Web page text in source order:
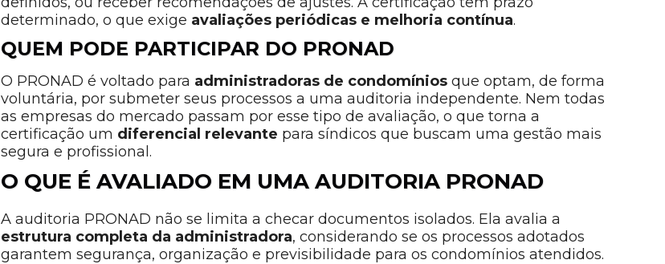
determinado, o que exige avaliações periódicas e melhoria contínua.
QUEM PODE PARTICIPAR DO PRONAD
O PRONAD é voltado para administradoras de condomínios que optam, de forma
voluntária, por submeter seus processos a uma auditoria independente. Nem todas
as empresas do mercado passam por esse tipo de avaliação, o que torna a
certificação um diferencial relevante para síndicos que buscam uma gestão mais
segura e profissional.
O QUE É AVALIADO EM UMA AUDITORIA PRONAD
A auditoria PRONAD não se limita a checar documentos isolados. Ela avalia a
estrutura completa da administradora, considerando se os processos adotados
garantem segurança, organização e previsibilidade para os condomínios atendidos.